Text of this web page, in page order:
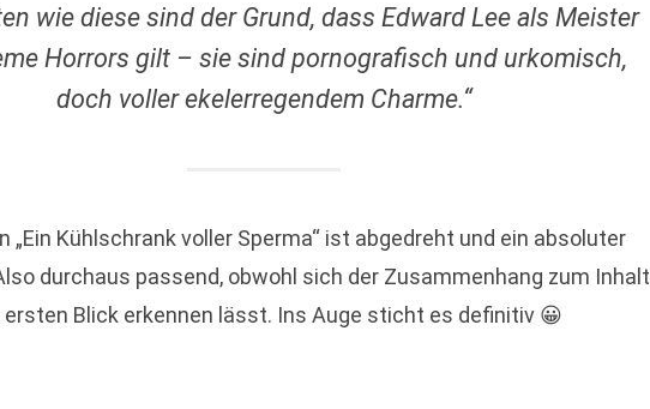
wie diese sind der Grund, dass Edward Lee als Meister
Horrors gilt – sie sind pornografisch und urkomisch,
doch voller ekelerregendem Charme.“
„Ein Kühlschrank voller Sperma“ ist abgedreht und ein absoluter
durchaus passend, obwohl sich der Zusammenhang zum Inhalt
Blick erkennen lässt. Ins Auge sticht es definitiv 😀